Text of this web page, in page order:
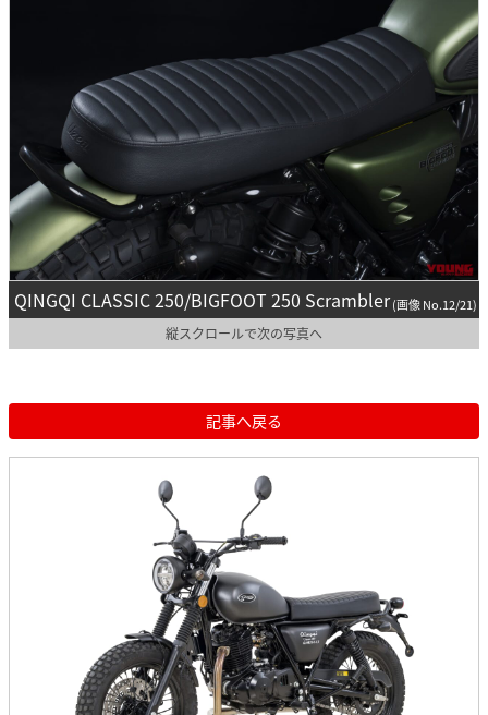
QINGQI CLASSIC 250/BIGFOOT 250 Scrambler(画像 No.12/21)
縦スクロールで次の写真へ
記事へ戻る